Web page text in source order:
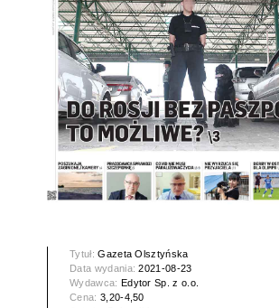
Tytuł:Gazeta Olsztyńska
Data wydania:2021-08-23
Wydawca: Edytor Sp. z o.o.
Cena: 3,20-4,50